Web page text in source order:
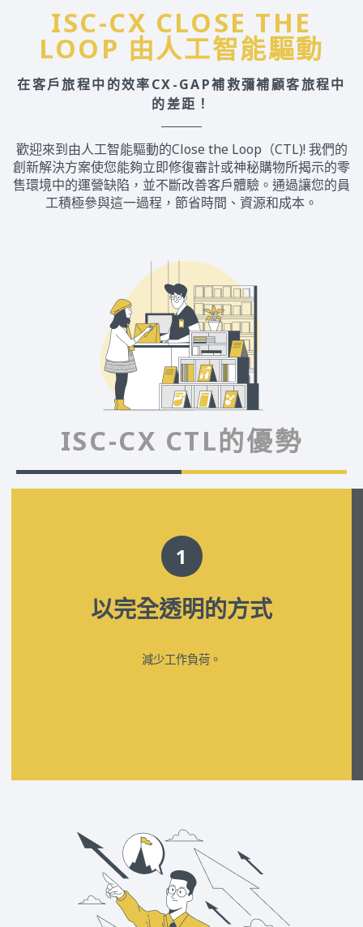
ISC-CX CLOSE THE
LOOP 由人工智能驅動
在客戶旅程中的效率CX-GAP補救彌補顧客旅程中
的差距！
歡迎來到由人工智能驅動的Close the Loop（CTL)! 我們的
創新解決方案使您能夠立即修復審計或神秘購物所揭示的零
售環境中的運營缺陷，並不斷改善客戶體驗。通過讓您的員
工積極參與這一過程，節省時間、資源和成本。
ISC-CX CTL的優勢
1
以完全透明的方式
減少工作負荷。